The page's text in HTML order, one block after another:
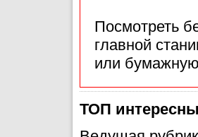
Посмотреть
главной
или
ТОП